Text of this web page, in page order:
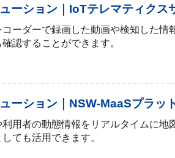
ーション｜IoTテレマティクス
ーダーで録画した動画や検知した
認することができます。
ーション｜NSW-MaaSプラッ
用者の動態情報をリアルタイムに
ても活用できます。